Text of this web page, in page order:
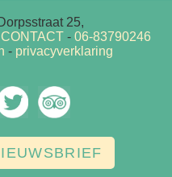
25,
CONTACT- 06-83790246
- privacyverklaring